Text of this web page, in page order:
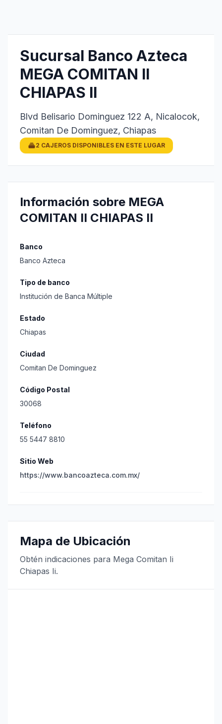
Sucursal Banco Azteca
MEGA COMITAN II
CHIAPAS II
Blvd Belisario Dominguez 122 A, Nicalocok,
Comitan De Dominguez, Chiapas
2 CAJEROS DISPONIBLES EN ESTE LUGAR
Información sobre MEGA
COMITAN II CHIAPAS II
Banco
Banco Azteca
Tipo de banco
Institución de Banca Múltiple
Estado
Chiapas
Ciudad
Comitan De Dominguez
Código Postal
30068
Teléfono
55 5447 8810
Sitio Web
https://www.bancoazteca.com.mx/
Mapa de Ubicación
Obtén indicaciones para Mega Comitan Ii
Chiapas Ii.